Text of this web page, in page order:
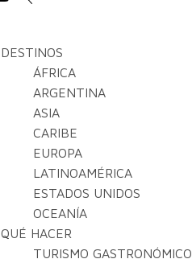
DESTINOS
ÁFRICA
ARGENTINA
ASIA
CARIBE
EUROPA
LATINOAMÉRICA
ESTADOS UNIDOS
OCEANÍA
QUÉ HACER
TURISMO GASTRONÓMICO